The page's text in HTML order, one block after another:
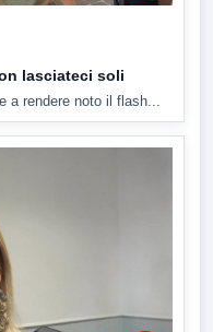
lasciateci soli
a rendere noto il flash...